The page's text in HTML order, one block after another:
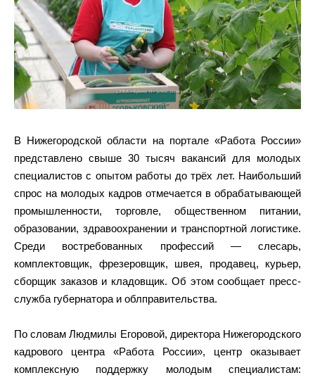
В Нижегородской области на портале «Работа России»
представлено свыше 30 тысяч вакансий для молодых
специалистов с опытом работы до трёх лет. Наибольший
спрос на молодых кадров отмечается в обрабатывающей
промышленности, торговле, общественном питании,
образовании, здравоохранении и транспортной логистике.
Среди востребованных профессий — слесарь,
комплектовщик, фрезеровщик, швея, продавец, курьер,
сборщик заказов и кладовщик. Об этом сообщает пресс-
служба губернатора и облправительства.
По словам Людмилы Егоровой, директора Нижегородского
кадрового центра «Работа России», центр оказывает
комплексную поддержку молодым специалистам: